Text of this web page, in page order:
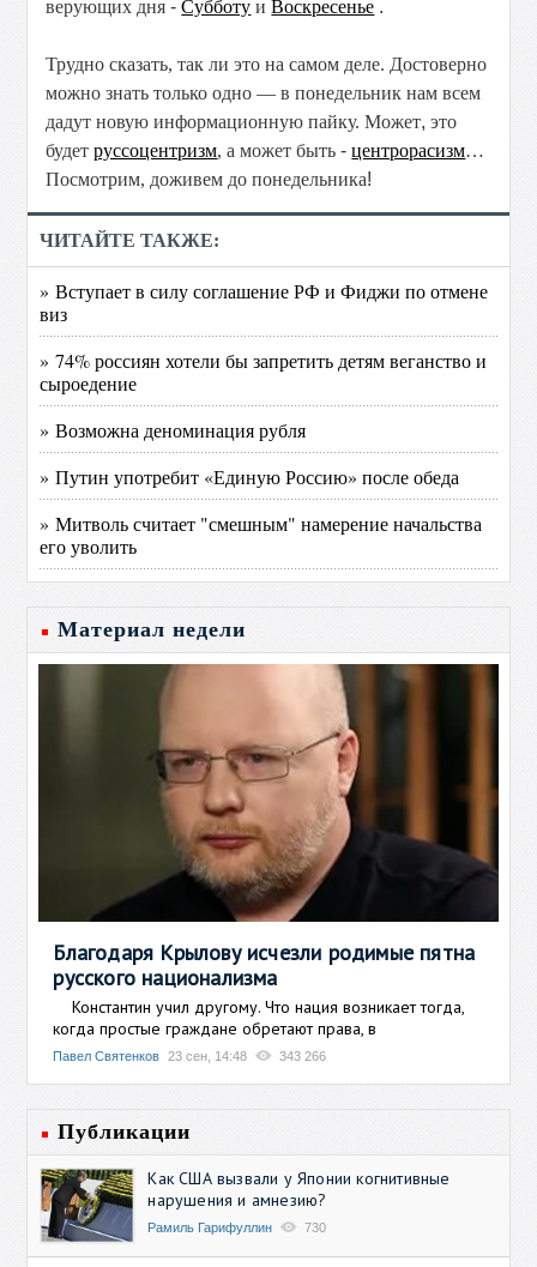
верующих дня- Субботу иВоскресенье .
Трудно сказать, так ли это на самом деле. Достоверно
можно знать только одно — в понедельник нам всем
дадут новую информационную пайку. Может, это
будетруссоцентризм, а может быть- центрорасизм…
Посмотрим, доживем до понедельника!
ЧИТАЙТЕ ТАКЖЕ:
» Вступает в силу соглашение РФ и Фиджи по отмене
виз
» 74% россиян хотели бы запретить детям веганство и
сыроедение
» Возможна деноминация рубля
» Путин употребит «Единую Россию» после обеда
» Митволь считает "смешным" намерение начальства
его уволить
Материал недели
Благодаря Крылову исчезли родимые пятна
русского национализма
Константин учил другому. Что нация возникает тогда,
когда простые граждане обретают права, в
Павел Святенков 23 сен, 14:48 343 266
Публикации
Как США вызвали у Японии когнитивные
нарушения и амнезию?
Рамиль Гарифуллин 730